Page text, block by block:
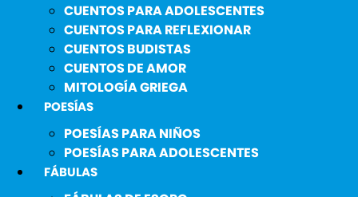
CUENTOS PARA ADOLESCENTES
CUENTOS PARA REFLEXIONAR
CUENTOS BUDISTAS
CUENTOS DE AMOR
MITOLOGÍA GRIEGA
POESÍAS
POESÍAS PARA NIÑOS
POESÍAS PARA ADOLESCENTES
FÁBULAS